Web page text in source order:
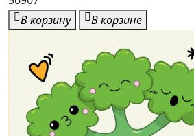
В корзину
В корзине